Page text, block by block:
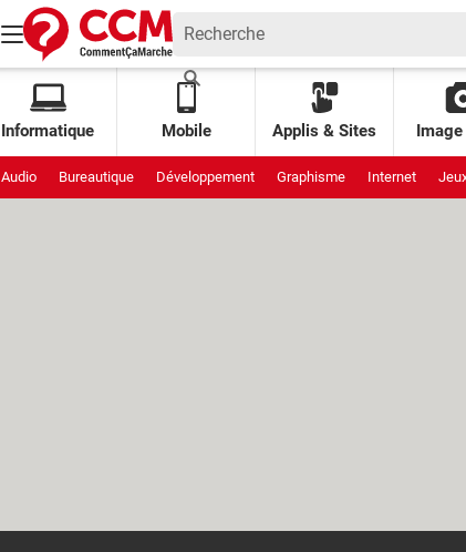
Informatique Mobile Applis & Sites Image
Audio Bureautique Développement Graphisme Internet